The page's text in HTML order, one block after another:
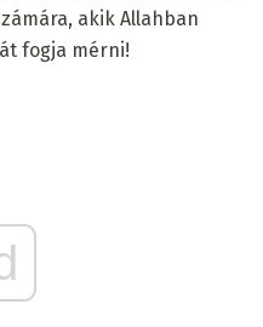
akik Allahban
fogja mérni!